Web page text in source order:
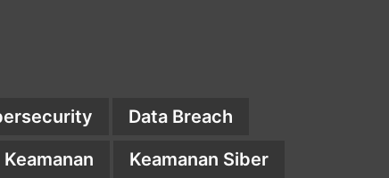
Data Breach
Keamanan
Keamanan Siber